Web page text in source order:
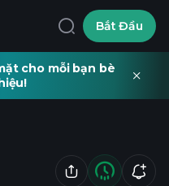
Bắt Đầu
cho mỗi bạn bè